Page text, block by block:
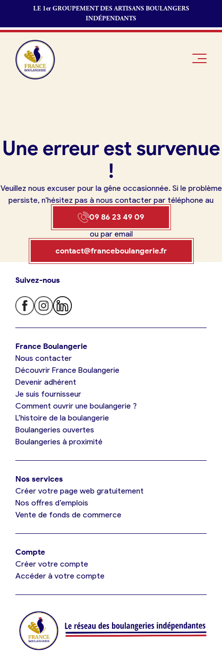
LE 1er GROUPEMENT DES ARTISANS BOULANGERS
INDÉPENDANTS
Je trouve ma boulangerie
Je suis boulanger
Je découvre France Boulangerie
Mes tarifs
Je référence ma boulangerie (gratuit)
Offres d’emploi
Je suis fournisseur
Je crée mon compte
boulanger
Boulangerie
Pourquoi
Je référence
ma
d’emploi
commerce
fournisseur
Une erreur est survenue
!
Veuillez nous excuser pour la gêne occasionnée. Si le problème
persiste, n'hésitez pas à nous contacter par téléphone au
09 86 23 49 09
09 86 23 49 09
Oui, appeler
Non, annuler
ou par email
contact@franceboulangerie.fr
Suivez-nous
France Boulangerie
Nous contacter
Découvrir France Boulangerie
Devenir adhérent
Je suis fournisseur
Comment ouvrir une boulangerie ?
L’histoire de la boulangerie
Boulangeries ouvertes
Boulangeries à proximité
Nos services
Créer votre page web gratuitement
Nos offres d’emplois
Vente de fonds de commerce
Compte
Créer votre compte
Accéder à votre compte